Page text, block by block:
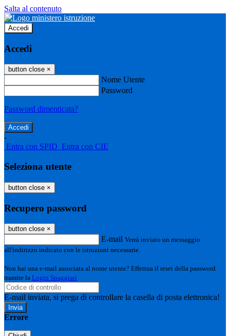
Salta al contenuto
Accedi
Accedi
button close ×
Nome Utente
Password
Password dimenticata?
-
Entra con SPID Entra con CIE
Seleziona utente
button close ×
Recupero password
button close ×
E-mail Verrà inviato un messaggio
all'indirizzo indicato con le istruzioni necessarie.
Non hai una e-mail associata al nome utente? Effettua il reset della password
tramite la Login Spaggiari
E-mail inviata, si prega di controllare la casella di posta elettronica!
Errore